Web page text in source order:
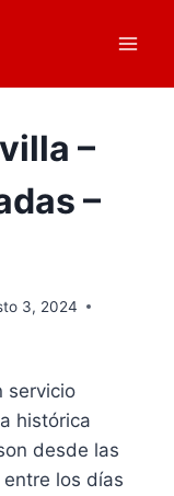
–
–
3, 2024
servicio
histórica
desde las
los días